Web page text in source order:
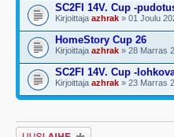
SC2FI 14V. Cup -
Kirjoittaja azhrak » 01 Joulu
HomeStory Cup 26
Kirjoittaja azhrak » 28 Marras
SC2FI 14V. Cup -
Kirjoittaja azhrak » 23 Marras
Lähetä uusi viesti